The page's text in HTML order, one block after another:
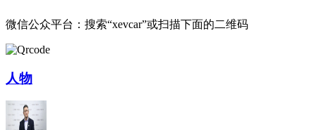
微信公众平台：搜索“xevcar”或扫描下面的二维码
人物